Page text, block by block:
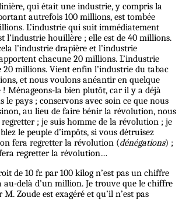
qui était une industrie, y compris la
autrefois 100 millions, est tombée
L’industrie qui suit immédiatement
l’industrie houillère ; elle est de 40 millions.
l’industrie drapière et l’industrie
chacune 20 millions. L’industrie
millions. Vient enfin l’industrie du tabac
et nous voulons anéantir en quelque
Ménageons-la bien plutôt, car il y a déjà
le pays ; conservons avec soin ce que nous
au lieu de faire bénir la révolution, nous
; je suis homme de la révolution ; je
le peuple d’impôts, si vous détruisez
fera regretter la révolution (dénégations) ;
regretter la révolution…
de 10 fr. par 100 kilog n’est pas un chiffre
au-delà d’un million. Je trouve que le chiffre
Zoude est exagéré et qu’il n’est pas